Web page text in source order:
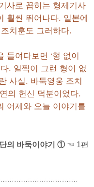
사로 꼽히는 형제기사
훨씬 뛰어나다. 일본에
치훈도 그러하다.
들여다보면 ‘형 없이
. 일찍이 그런 형이 없
사실. 바둑영웅 조치
의 헌신 덕분이었다.
어제와 오늘 이야기를
의 바둑이야기 ① ☜ 1편